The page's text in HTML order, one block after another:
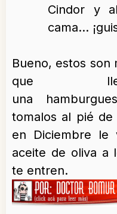
Cindor y
cama…
Bueno, estos son
que
una
tomalos al pié
en Diciembre le
aceite de oliva a
te entren.